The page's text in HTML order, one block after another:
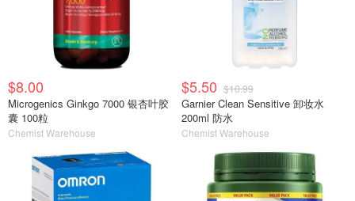
$8.00
Microgenics Ginkgo 7000 银杏叶胶
囊 100粒
Chemist Warehouse
$5.50 $10.99
Garnier Clean Sensitive 卸妆水
200ml 防水
Chemist Warehouse